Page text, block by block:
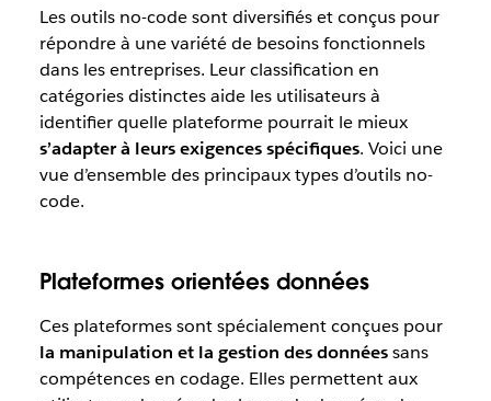
Les outils no-code sont diversifiés et conçus pour
répondre à une variété de besoins fonctionnels
dans les entreprises. Leur classification en
catégories distinctes aide les utilisateurs à
identifier quelle plateforme pourrait le mieux
s’adapter à leurs exigences spécifiques. Voici une
vue d’ensemble des principaux types d’outils no-
code.
Plateformes orientées données
Ces plateformes sont spécialement conçues pour
la manipulation et la gestion des donnéessans
compétences en codage. Elles permettent aux